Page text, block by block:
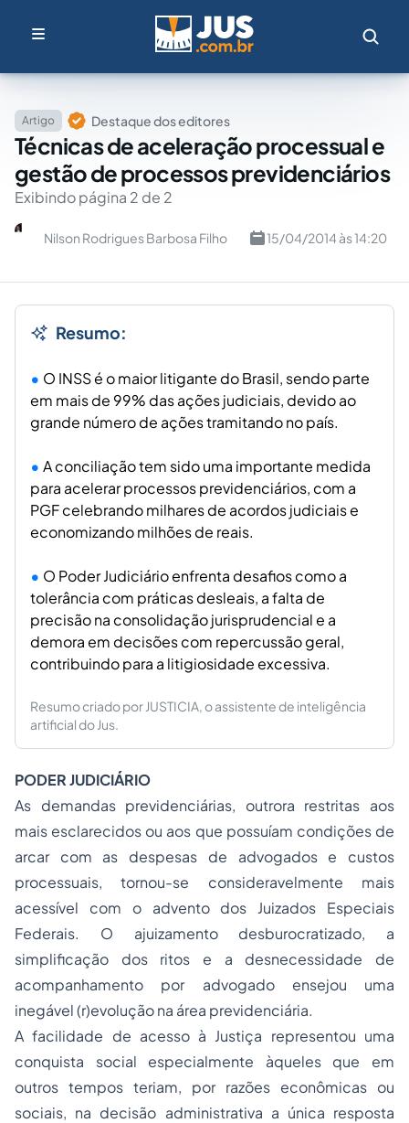
Artigo Destaque dos editores
Técnicas de aceleração processual e
gestão de processos previdenciários
Exibindo página 2 de 2
Nilson Rodrigues Barbosa Filho 15/04/2014 às 14:20
Resumo:
O INSS é o maior litigante do Brasil, sendo parte
em mais de 99% das ações judiciais, devido ao
grande número de ações tramitando no país.
A conciliação tem sido uma importante medida
para acelerar processos previdenciários, com a
PGF celebrando milhares de acordos judiciais e
economizando milhões de reais.
O Poder Judiciário enfrenta desafios como a
tolerância com práticas desleais, a falta de
precisão na consolidação jurisprudencial e a
demora em decisões com repercussão geral,
contribuindo para a litigiosidade excessiva.
Resumo criado por JUSTICIA, o assistente de inteligência
artificial do Jus.
PODER JUDICIÁRIO
As demandas previdenciárias, outrora restritas aos
mais esclarecidos ou aos que possuíam condições de
arcar com as despesas de advogados e custos
processuais, tornou-se consideravelmente mais
acessível com o advento dos Juizados Especiais
Federais. O ajuizamento desburocratizado, a
simplificação dos ritos e a desnecessidade de
acompanhamento por advogado ensejou uma
inegável (r)evolução na área previdenciária.
A facilidade de acesso à Justiça representou uma
conquista social especialmente àqueles que em
outros tempos teriam, por razões econômicas ou
sociais, na decisão administrativa a única resposta